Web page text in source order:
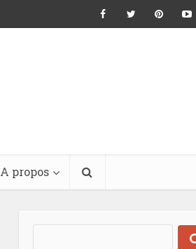
A propos